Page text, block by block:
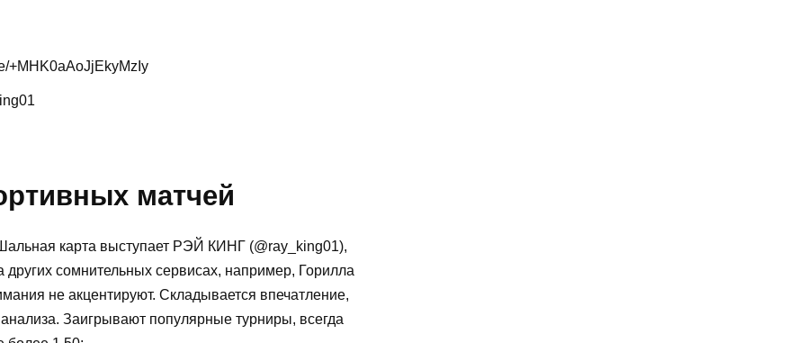
+MHK0aAoJjEkyMzIy
матчей
карта выступает РЭЙ КИНГ (@ray_king01),
сомнительных сервисах, например, Горилла
не акцентируют. Складывается впечатление,
Заигрывают популярные турниры, всегда